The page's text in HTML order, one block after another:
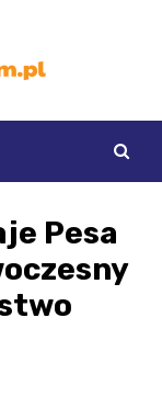
Pesa